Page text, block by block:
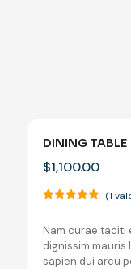
DINING TABLE
$1,100.00
de 5 en
base a
valoración
de un
(1
Nam curae taciti
dignissim
sapien dui arcu